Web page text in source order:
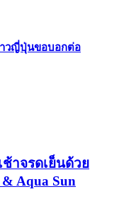
าวญี่ปุ่นขอบอกต่อ
ช้าจรดเย็นด้วย
Aqua Sun